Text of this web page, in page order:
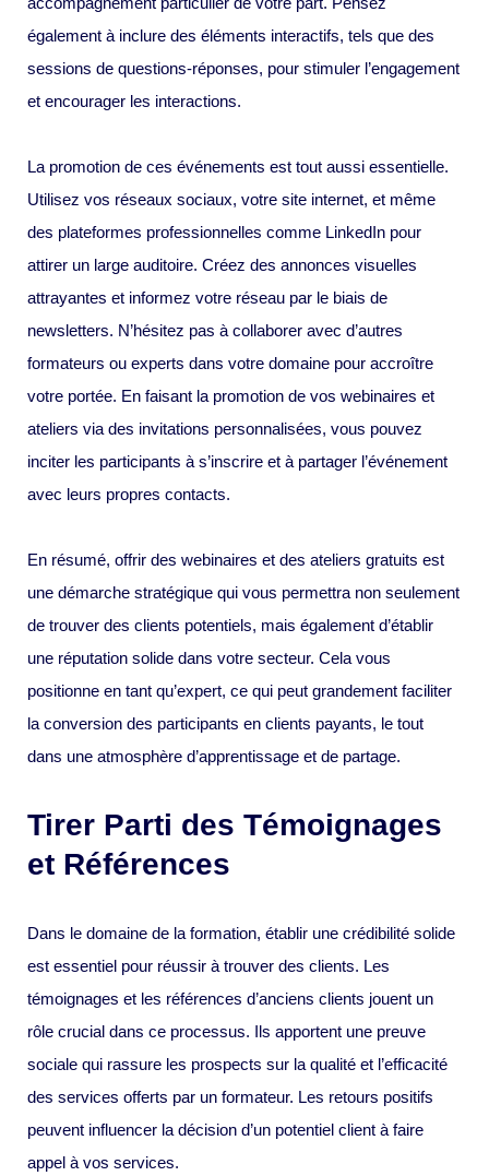
également à inclure des éléments interactifs, tels que des
sessions de questions-réponses, pour stimuler l’engagement
et encourager les interactions.
La promotion de ces événements est tout aussi essentielle.
Utilisez vos réseaux sociaux, votre site internet, et même
des plateformes professionnelles comme LinkedIn pour
attirer un large auditoire. Créez des annonces visuelles
attrayantes et informez votre réseau par le biais de
newsletters. N’hésitez pas à collaborer avec d’autres
formateurs ou experts dans votre domaine pour accroître
votre portée. En faisant la promotion de vos webinaires et
ateliers via des invitations personnalisées, vous pouvez
inciter les participants à s’inscrire et à partager l’événement
avec leurs propres contacts.
En résumé, offrir des webinaires et des ateliers gratuits est
une démarche stratégique qui vous permettra non seulement
de trouver des clients potentiels, mais également d’établir
une réputation solide dans votre secteur. Cela vous
positionne en tant qu’expert, ce qui peut grandement faciliter
la conversion des participants en clients payants, le tout
dans une atmosphère d’apprentissage et de partage.
Tirer Parti des Témoignages
et Références
Dans le domaine de la formation, établir une crédibilité solide
est essentiel pour réussir à trouver des clients. Les
témoignages et les références d’anciens clients jouent un
rôle crucial dans ce processus. Ils apportent une preuve
sociale qui rassure les prospects sur la qualité et l’efficacité
des services offerts par un formateur. Les retours positifs
peuvent influencer la décision d’un potentiel client à faire
appel à vos services.